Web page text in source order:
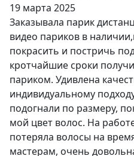
19 марта 2025
Заказывала парик
видео париков в
покрасить и постричь
кротчайшие сроки
париком. Удивлена
индивидуальному
подогнали по размеру,
мой цвет волос. На
потеряла волосы на
мастерам, очень